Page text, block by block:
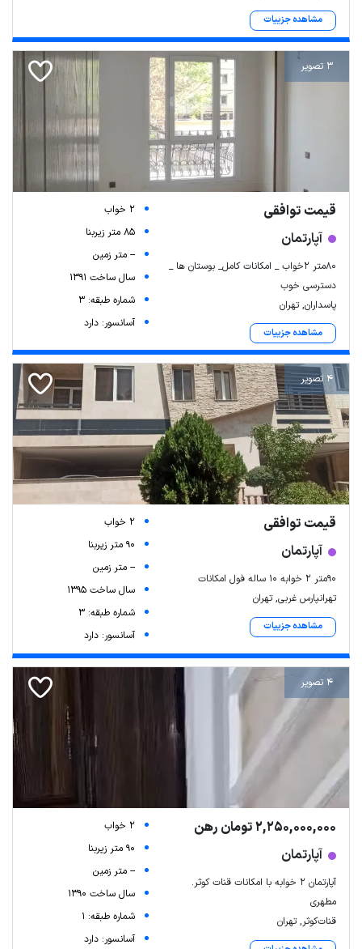
مشاهده جزییات
3 تصویر
قیمت توافقی
آپارتمان
۸۰متر ۲خواب _ امکانات کامل_ بوستان ها _
دسترسی خوب
پاسداران, تهران
مشاهده جزییات
2 خواب
85 متر زیربنا
-- متر زمین
سال ساخت 1391
شماره طبقه: 3
آسانسور: دارد
4 تصویر
قیمت توافقی
آپارتمان
۹۰متر ۲ خوابه ۱۰ ساله فول امکانات
تهرانپارس غربی, تهران
مشاهده جزییات
2 خواب
90 متر زیربنا
-- متر زمین
سال ساخت 1395
شماره طبقه: 3
آسانسور: دارد
4 تصویر
2,250,000,000 تومان رهن
آپارتمان
آپارتمان ۲ خوابه با امکانات قنات کوثر.
مطهری
قنات‌کوثر, تهران
2 خواب
90 متر زیربنا
-- متر زمین
سال ساخت 1390
شماره طبقه: 1
آسانسور: دارد